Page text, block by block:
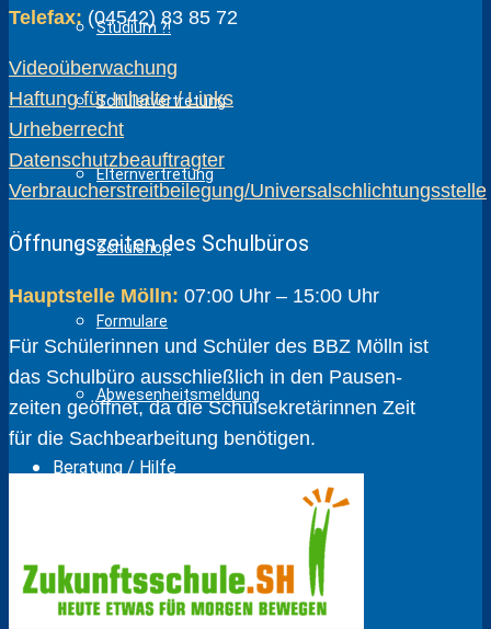
Studium ?!
Schülervertretung
Elternvertretung
Schulshop
Formulare
Abwesenheitsmeldung
Beratung / Hilfe
Bildungsbegleitung
Telefax: (04542) 83 85 72
Videoüberwachung
Haftung für Inhalte / Links
Urheberrecht
Datenschutzbeauftragter
Verbraucherstreitbeilegung/Universalschlichtungsstelle
Öffnungszeiten des Schulbüros
Hauptstelle Mölln: 07:00 Uhr – 15:00 Uhr
Für Schülerinnen und Schüler des BBZ Mölln ist
das Schulbüro ausschließlich in den Pausen­
zeiten geöffnet, da die Schul­sekretärinnen Zeit
für die Sach­bear­beitung benötigen.